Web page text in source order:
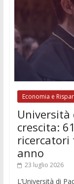
Economia e
crescita:
ricercatori
anno
23 luglio 2026
L’Università di